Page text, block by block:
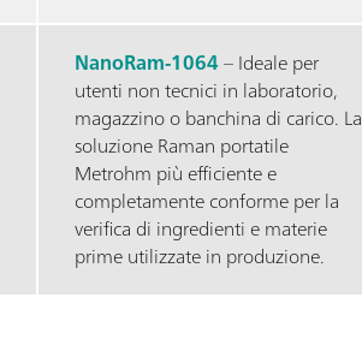
NanoRam-1064– Ideale per
utenti non tecnici in laboratorio,
magazzino o banchina di carico. La
soluzione Raman portatile
Metrohm più efficiente e
completamente conforme per la
verifica di ingredienti e materie
prime utilizzate in produzione.